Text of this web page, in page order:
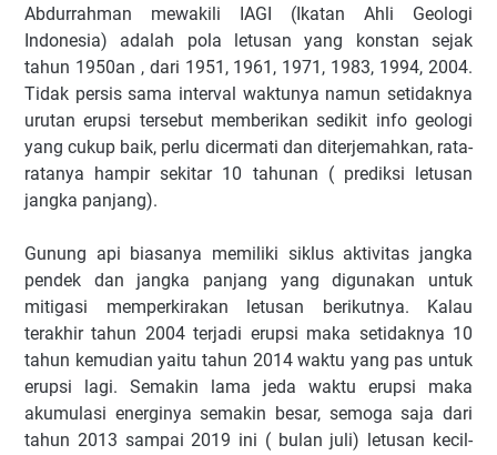
Abdurrahman mewakili IAGI (Ikatan Ahli Geologi
Indonesia) adalah pola letusan yang konstan sejak
tahun 1950an , dari 1951, 1961, 1971, 1983, 1994, 2004.
Tidak persis sama interval waktunya namun setidaknya
urutan erupsi tersebut memberikan sedikit info geologi
yang cukup baik, perlu dicermati dan diterjemahkan, rata-
ratanya hampir sekitar 10 tahunan ( prediksi letusan
jangka panjang).
Gunung api biasanya memiliki siklus aktivitas jangka
pendek dan jangka panjang yang digunakan untuk
mitigasi memperkirakan letusan berikutnya. Kalau
terakhir tahun 2004 terjadi erupsi maka setidaknya 10
tahun kemudian yaitu tahun 2014 waktu yang pas untuk
erupsi lagi. Semakin lama jeda waktu erupsi maka
akumulasi energinya semakin besar, semoga saja dari
tahun 2013 sampai 2019 ini ( bulan juli) letusan kecil-